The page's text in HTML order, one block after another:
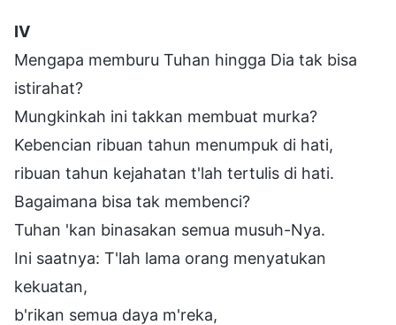
Ⅳ
Mengapa memburu Tuhan hingga Dia tak bisa
istirahat?
Mungkinkah ini takkan membuat murka?
Kebencian ribuan tahun menumpuk di hati,
ribuan tahun kejahatan t'lah tertulis di hati.
Bagaimana bisa tak membenci?
Tuhan 'kan binasakan semua musuh-Nya.
Ini saatnya: T'lah lama orang menyatukan
kekuatan,
b'rikan semua daya m'reka,